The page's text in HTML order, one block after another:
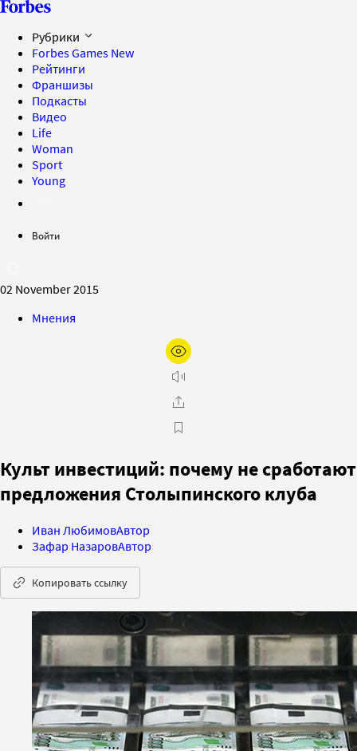
Рубрики
Forbes Games New
Рейтинги
Франшизы
Подкасты
Видео
Life
Woman
Sport
Young
Войти
02 November 2015
Мнения
Культ инвестиций: почему не сработают
предложения Столыпинского клуба
Иван ЛюбимовАвтор
Зафар НазаровАвтор
Копировать ссылку